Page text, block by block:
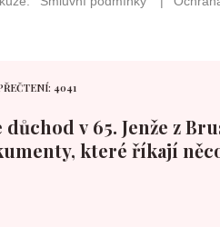
4041
v 65. Jenže z
které říkají